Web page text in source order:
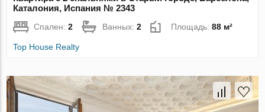
Каталония, Испания № 2343
Спален:2 Ванных:2 Площадь:88 м²
Top House Realty